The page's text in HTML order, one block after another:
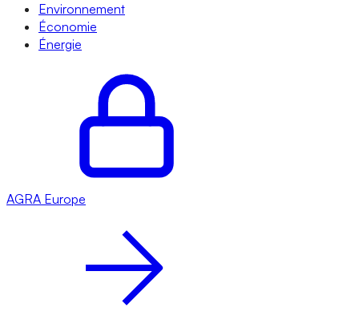
Environnement
Économie
Énergie
AGRA Europe